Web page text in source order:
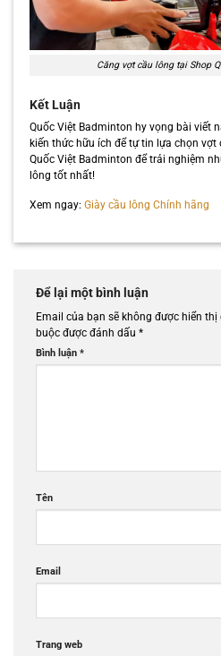
Căng vợt cầu lông tại Shop
Kết Luận
Quốc Việt Badminton hy vọng bài viết
kiến thức hữu ích để tự tin lựa chọn vợt
Quốc Việt Badminton để trải nghiệm
lông tốt nhất!
Xem ngay: Giày cầu lông Chính hãng
Để lại một bình luận
Email của bạn sẽ không được hiển thị
buộc được đánh dấu *
Bình luận *
Tên
Email
Trang web